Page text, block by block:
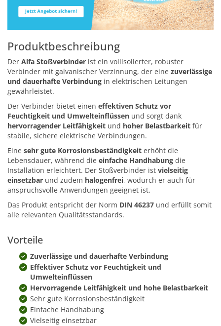
Produktbeschreibung
Der Alfa Stoßverbinder ist ein vollisolierter, robuster
Verbinder mit galvanischer Verzinnung, der eine zuverlässige
und dauerhafte Verbindung in elektrischen Leitungen
gewährleistet.
Der Verbinder bietet einen effektiven Schutz vor
Feuchtigkeit und Umwelteinflüssen und sorgt dank
hervorragender Leitfähigkeit und hoher Belastbarkeit für
stabile, sichere elektrische Verbindungen.
Eine sehr gute Korrosionsbeständigkeit erhöht die
Lebensdauer, während die einfache Handhabung die
Installation erleichtert. Der Stoßverbinder ist vielseitig
einsetzbar und zudem halogenfrei, wodurch er auch für
anspruchsvolle Anwendungen geeignet ist.
Das Produkt entspricht der Norm DIN 46237 und erfüllt somit
alle relevanten Qualitätsstandards.
Vorteile
Zuverlässige und dauerhafte Verbindung
Effektiver Schutz vor Feuchtigkeit und
Umwelteinflüssen
Hervorragende Leitfähigkeit und hohe Belastbarkeit
Sehr gute Korrosionsbeständigkeit
Einfache Handhabung
Vielseitig einsetzbar